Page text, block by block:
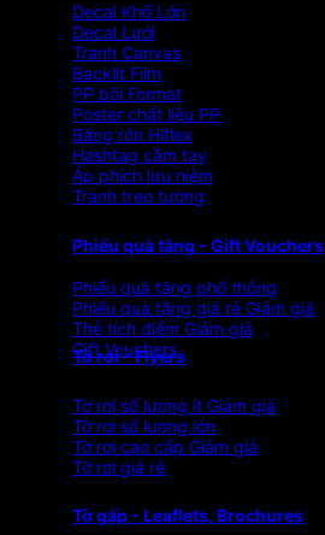
Decal Khổ Lớn
Decal Lưới
Tranh Canvas
Backlit Film
PP bồi Format
Poster chất liệu PP
Băng rôn Hiflex
Hashtag cầm tay
Áp phích lưu niệm
Tranh treo tường
Phiếu quà tặng - Gift Vouchers
Phiếu quà tặng phổ thông
Phiếu quà tặng giá rẻ
Thẻ tích điểm
Gift Vouchers
Tờ rơi - Flyers
Tờ rơi số lượng ít
Tờ rơi số lượng lớn
Tờ rơi cao cấp
Tờ rơi giá rẻ
Tờ gấp - Leaflets, Brochures